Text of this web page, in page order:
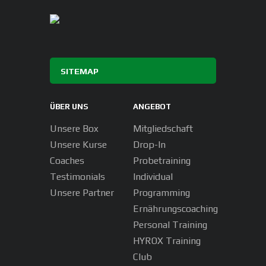
SITEMAP
ÜBER UNS
Unsere Box
Unsere Kurse
Coaches
Testimonials
Unsere Partner
ANGEBOT
Mitgliedschaft
Drop-In
Probetraining
Individual
Programming
Ernährungscoaching
Personal Training
HYROX Training
Club